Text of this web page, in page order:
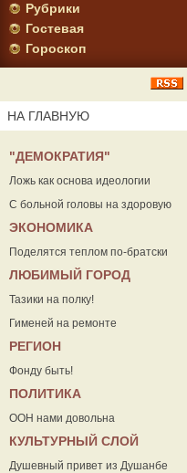
Рубрики
Гостевая
Гороскоп
НА ГЛАВНУЮ
"ДЕМОКРАТИЯ"
Ложь как основа идеологии
С больной головы на здоровую
ЭКОНОМИКА
Поделятся теплом по-братски
ЛЮБИМЫЙ ГОРОД
Тазики на полку!
Гименей на ремонте
РЕГИОН
Фонду быть!
ПОЛИТИКА
ООН нами довольна
КУЛЬТУРНЫЙ СЛОЙ
Душевный привет из Душанбе